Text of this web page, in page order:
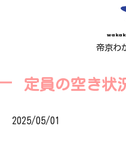
帝京わ
定員の空き状
2025/05/01